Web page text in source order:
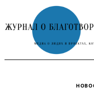
to
content